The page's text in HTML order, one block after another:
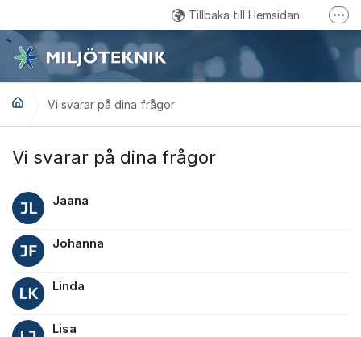
Tillbaka till Hemsidan
Kundtjänst: 0457 - 61 88 15
Email: kundservice@miljoteknik.ronneby.se
Vi svarar på dina frågor
Vi svarar på dina frågor
Jaana
Johanna
Linda
Lisa